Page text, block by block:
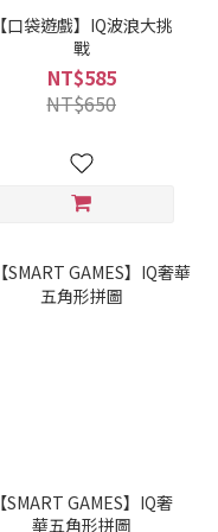
【口袋遊戲】IQ波浪大挑
戰
NT$585
NT$650
【SMART GAMES】IQ奢
華五角形拼圖